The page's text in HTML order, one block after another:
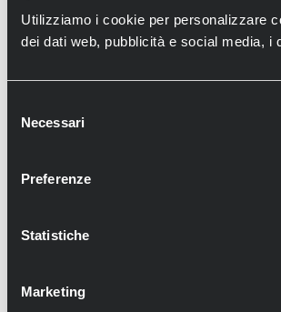
Utilizziamo i cookie per personalizzare
dei dati web, pubblicità e social media, i
delNecessari
Preferenze
Statistiche
Marketing